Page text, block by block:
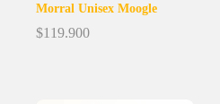
Morral Unisex Moogle
$119.900